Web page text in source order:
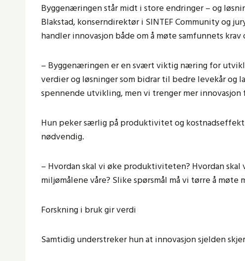
Byggenæringen står midt i store endringer – og
Blakstad, konserndirektør i SINTEF Community og
handler innovasjon både om å møte samfunnets
– Byggenæringen er en svært viktig næring for
verdier og løsninger som bidrar til bedre levekår og
spennende utvikling, men vi trenger mer
Hun peker særlig på produktivitet og
nødvendig.
– Hvordan skal vi øke produktiviteten? Hvordan
miljømålene våre? Slike spørsmål må vi tørre å møte
Forskning i bruk gir verdi
Samtidig understreker hun at innovasjon sjelden